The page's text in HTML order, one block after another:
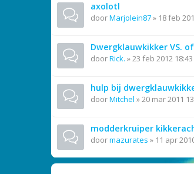
axolotl
doorMarjolein87» 18 feb
Dwergklauwkikker VS.
doorRick. »23 feb 2012 18:43
hulp bij
doorMitchel »20 mar 2011
modderkruiper
doormazurates » 11 apr